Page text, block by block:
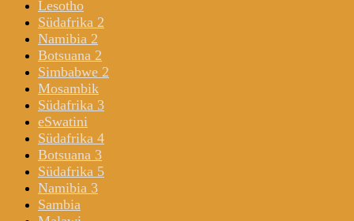
Lesotho
Südafrika 2
Namibia 2
Botsuana 2
Simbabwe 2
Mosambik
Südafrika 3
eSwatini
Südafrika 4
Botsuana 3
Südafrika 5
Namibia 3
Sambia